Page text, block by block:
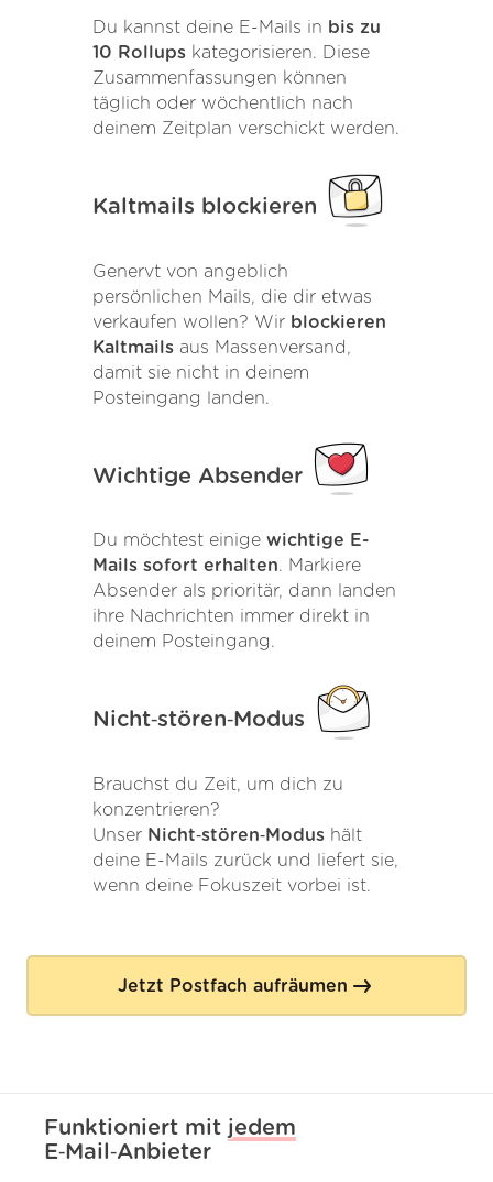
Du kannst deine E-Mails in bis zu
10 Rollups kategorisieren. Diese
Zusammenfassungen können
täglich oder wöchentlich nach
deinem Zeitplan verschickt werden.
Kaltmails blockieren
Genervt von angeblich
persönlichen Mails, die dir etwas
verkaufen wollen? Wir blockieren
Kaltmails aus Massenversand,
damit sie nicht in deinem
Posteingang landen.
Wichtige Absender
Du möchtest einige wichtige E-
Mails sofort erhalten. Markiere
Absender als prioritär, dann landen
ihre Nachrichten immer direkt in
deinem Posteingang.
Nicht‑stören‑Modus
Brauchst du Zeit, um dich zu
konzentrieren?
Unser Nicht‑stören‑Modus hält
deine E-Mails zurück und liefert sie,
wenn deine Fokuszeit vorbei ist.
Jetzt Postfach aufräumen
Funktioniert mit jedem
E‑Mail‑Anbieter